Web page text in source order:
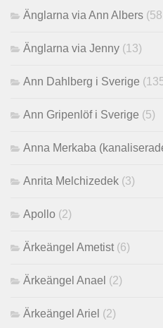
Änglarna via Ann Albers
Änglarna via Jenny (13)
Ann Dahlberg i Sverige
Ann Gripenlöf i Sverige (5)
Anna Merkaba
Anrita Melchizedek (3)
Apollo (2)
Ärkeängel Ametist (6)
Ärkeängel Anael (2)
Ärkeängel Ariel (2)